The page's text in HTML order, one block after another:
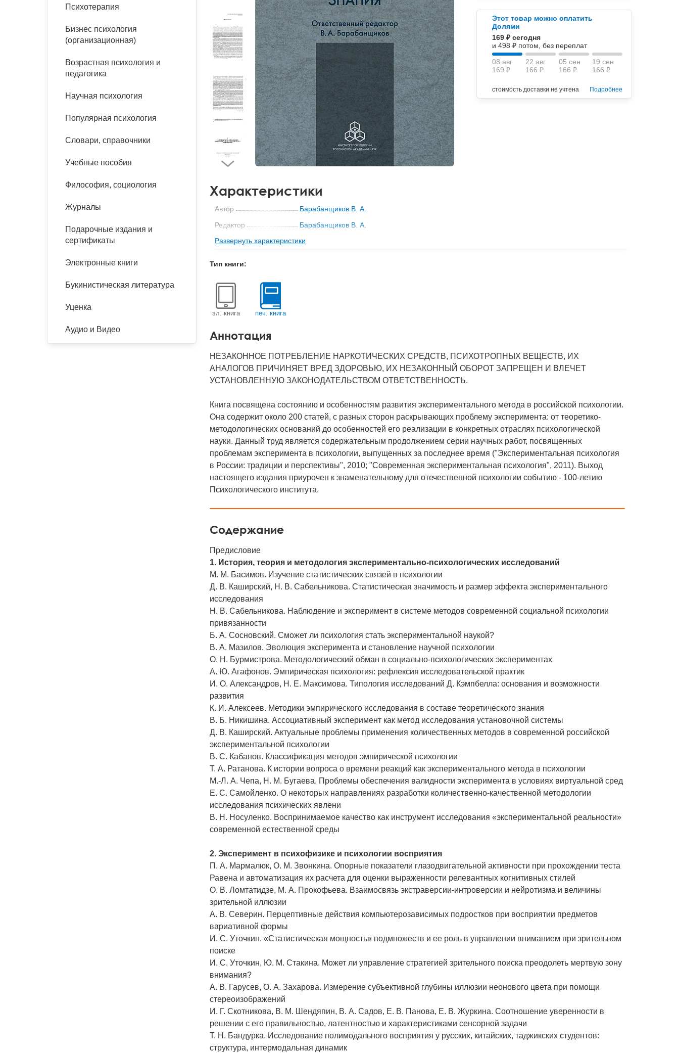
панические атаки
Психодрама
Сказкотерапия
психотерапии
Классический, эриксоновский
эргономика
Социальная психология
Психология развития
организационная психология
психоанализ
Этот товар можно оплатить
Долями
169 ₽ сегодня
и 498 ₽ потом, без переплат
08 авг
169 ₽
22 авг
166 ₽
05 сен
166 ₽
19 сен
166 ₽
стоимость доставки не учтена Подробнее
Характеристики
Автор
Барабанщиков В. А.
Редактор
Барабанщиков В. А.
Серия
Интеграция академической и университетской психологии
Вес
Тип обложки
Год
ISBN
978-5-9270-0248-1
Код
20061
Развернуть характеристики
Тип книги:
эл. книга печ. книга
Аннотация
НЕЗАКОННОЕ ПОТРЕБЛЕНИЕ НАРКОТИЧЕСКИХ СРЕДСТВ, ПСИХОТРОПНЫХ ВЕЩЕСТВ, ИХ
АНАЛОГОВ ПРИЧИНЯЕТ ВРЕД ЗДОРОВЬЮ, ИХ НЕЗАКОННЫЙ ОБОРОТ ЗАПРЕЩЕН И ВЛЕЧЕТ
УСТАНОВЛЕННУЮ ЗАКОНОДАТЕЛЬСТВОМ ОТВЕТСТВЕННОСТЬ.
Книга посвящена состоянию и особенностям развития экспериментального метода в российской психологии.
Она содержит около 200 статей, с разных сторон раскрывающих проблему эксперимента: от теоретико-
методологических оснований до особенностей его реализации в конкретных отраслях психологической
науки. Данный труд является содержательным продолжением серии научных работ, посвященных
проблемам эксперимента в психологии, выпущенных за последнее время ("Экспериментальная психология
в России: традиции и перспективы", 2010; "Современная экспериментальная психология", 2011). Выход
настоящего издания приурочен к знаменательному для отечественной психологии событию - 100-летию
Психологического института.
Содержание
Предисловие
1. История, теория и методология экспериментально-психологических исследований
М. М. Басимов. Изучение статистических связей в психологии
Д. В. Каширский, Н. В. Сабельникова. Статистическая значимость и размер эффекта экспериментального
исследования
Н. В. Сабельникова. Наблюдение и эксперимент в системе методов современной социальной психологии
привязанности
Б. А. Сосновский. Сможет ли психология стать экспериментальной наукой?
В. А. Мазилов. Эволюция эксперимента и становление научной психологии
О. Н. Бурмистрова. Методологический обман в социально-психологических экспериментах
А. Ю. Агафонов. Эмпирическая психология: рефлексия исследовательской практик
И. О. Александров, Н. Е. Максимова. Типология исследований Д. Кэмпбелла: основания и возможности
развития
К. И. Алексеев. Методики эмпирического исследования в составе теоретического знания
В. Б. Никишина. Ассоциативный эксперимент как метод исследования установочной системы
Д. В. Каширский. Актуальные проблемы применения количественных методов в современной российской
экспериментальной психологии
В. С. Кабанов. Классификация методов эмпирической психологии
Т. А. Ратанова. К истории вопроса о времени реакций как экспериментального метода в психологии
М.-Л. А. Чепа, Н. М. Бугаева. Проблемы обеспечения валидности эксперимента в условиях виртуальной сред
Е. С. Самойленко. О некоторых направлениях разработки количественно-качественной методологии
исследования психических явлени
В. Н. Носуленко. Воспринимаемое качество как инструмент исследования «экспериментальной реальности»
современной естественной среды
2. Эксперимент в психофизике и психологии восприятия
П. А. Мармалюк, О. М. Звонкина. Опорные показатели глазодвигательной активности при прохождении теста
Равена и автоматизация их расчета для оценки выраженности релевантных когнитивных стилей
О. В. Ломтатидзе, М. А. Прокофьева. Взаимосвязь экстраверсии-интроверсии и нейротизма и величины
зрительной иллюзии
А. В. Северин. Перцептивные действия компьютерозависимых подростков при восприятии предметов
вариативной формы
И. С. Уточкин. «Статистическая мощность» подмножеств и ее роль в управлении вниманием при зрительном
поиске
И. С. Уточкин, Ю. М. Стакина. Может ли управление стратегией зрительного поиска преодолеть мертвую зону
внимания?
А. В. Гарусев, О. А. Захарова. Измерение субъективной глубины иллюзии неонового цвета при помощи
стереоизображений
И. Г. Скотникова, В. М. Шендяпин, В. А. Садов, Е. В. Панова, Е. В. Журкина. Соотношение уверенности в
решении с его правильностью, латентностью и характеристиками сенсорной задачи
Т. Н. Бандурка. Исследование полимодального восприятия у русских, китайских, таджикских студентов:
структура, интермодальная динамик
Психотерапия
Бизнес психология
(организационная)
Возрастная психология и
педагогика
Научная психология
Популярная психология
Словари, справочники
Учебные пособия
Философия, социология
Журналы
Подарочные издания и
сертификаты
Электронные книги
Букинистическая литература
Уценка
Аудио и Видео